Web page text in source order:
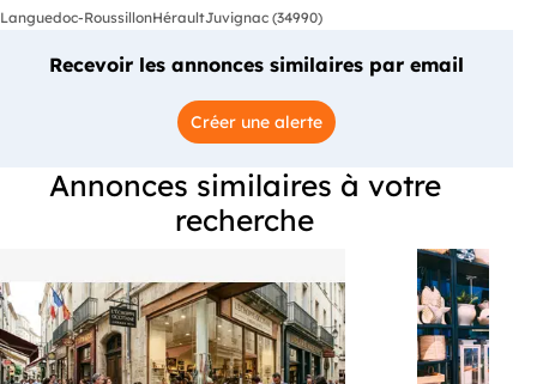
Languedoc-RoussillonHéraultJuvignac (34990)
Recevoir les annonces similaires par email
Créer une alerte
Annonces similaires à votre
recherche